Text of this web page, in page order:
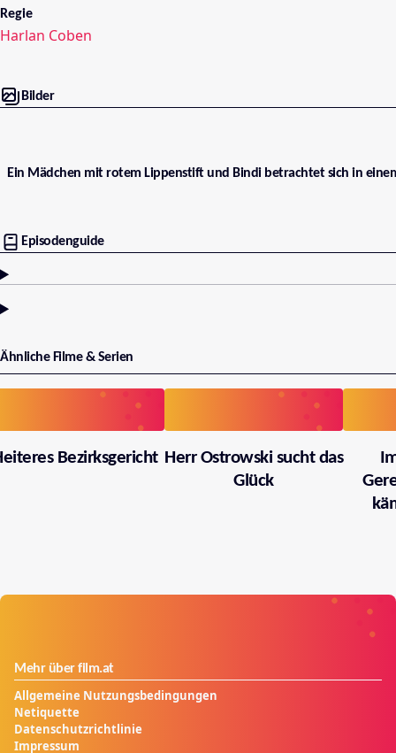
Regie
Harlan Coben
Bilder
Ein Mädchen mit rotem Lippenstift und Bindi betrachtet sich in
Episodenguide
Ähnliche Filme & Serien
Bezirksgericht Herr Ostrowski sucht das
Glück
Mehr über film.at
Allgemeine Nutzungsbedingungen
Netiquette
Datenschutzrichtlinie
Impressum